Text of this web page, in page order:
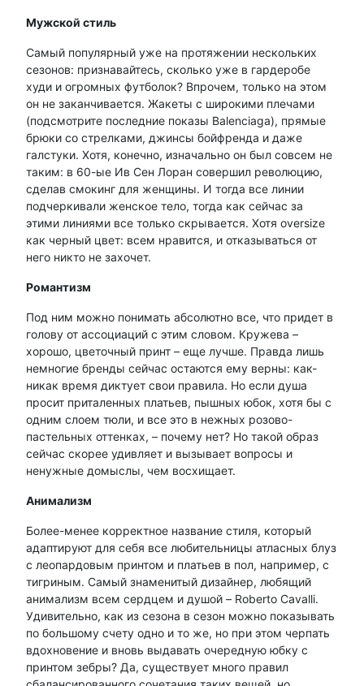
Мужской стиль
Самый популярный уже на протяжении нескольких
сезонов: признавайтесь, сколько уже в гардеробе
худи и огромных футболок? Впрочем, только на этом
он не заканчивается. Жакеты с широкими плечами
(подсмотрите последние показы Balenciaga), прямые
брюки со стрелками, джинсы бойфренда и даже
галстуки. Хотя, конечно, изначально он был совсем не
таким: в 60-ые Ив Сен Лоран совершил революцию,
сделав смокинг для женщины. И тогда все линии
подчеркивали женское тело, тогда как сейчас за
этими линиями все только скрывается. Хотя oversize
как черный цвет: всем нравится, и отказываться от
него никто не захочет.
Романтизм
Под ним можно понимать абсолютно все, что придет в
голову от ассоциаций с этим словом. Кружева –
хорошо, цветочный принт – еще лучше. Правда лишь
немногие бренды сейчас остаются ему верны: как-
никак время диктует свои правила. Но если душа
просит приталенных платьев, пышных юбок, хотя бы с
одним слоем тюли, и все это в нежных розово-
пастельных оттенках, – почему нет? Но такой образ
сейчас скорее удивляет и вызывает вопросы и
ненужные домыслы, чем восхищает.
Анимализм
Более-менее корректное название стиля, который
адаптируют для себя все любительницы атласных блуз
с леопардовым принтом и платьев в пол, например, с
тигриным. Самый знаменитый дизайнер, любящий
анимализм всем сердцем и душой – Roberto Cavalli.
Удивительно, как из сезона в сезон можно показывать
по большому счету одно и то же, но при этом черпать
вдохновение и вновь выдавать очередную юбку с
принтом зебры? Да, существует много правил